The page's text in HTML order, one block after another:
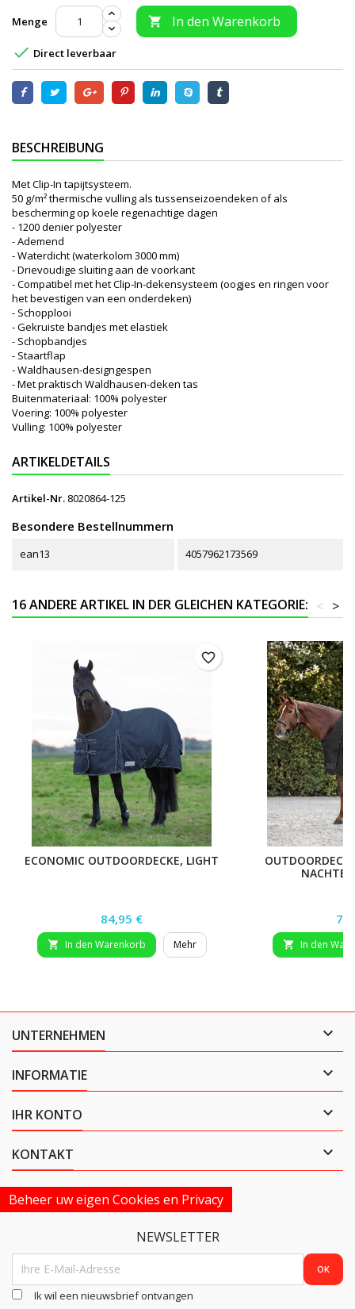
Menge  In den Warenkorb
 Direct leverbaar
BESCHREIBUNG
Met Clip-In tapijtsysteem.
50 g/m² thermische vulling als tussenseizoendeken of als
bescherming op koele regenachtige dagen
- 1200 denier polyester
- Ademend
- Waterdicht (waterkolom 3000 mm)
- Drievoudige sluiting aan de voorkant
- Compatibel met het Clip-In-dekensysteem (oogjes en ringen voor
het bevestigen van een onderdeken)
- Schopplooi
- Gekruiste bandjes met elastiek
- Schopbandjes
- Staartflap
- Waldhausen-designgespen
- Met praktisch Waldhausen-deken tas
Buitenmateriaal: 100% polyester
Voering: 100% polyester
Vulling: 100% polyester
ARTIKELDETAILS
Artikel-Nr. 8020864-125
Besondere Bestellnummern
ean13 4057962173569
16 ANDERE ARTIKEL IN DER GLEICHEN KATEGORIE: >
<
ECONOMIC OUTDOORDECKE, LIGHT
Preis
84,95 €
 In den Warenkorb Mehr
favorite_border
 In den
UNTERNEHMEN 
INFORMATIE 
IHR KONTO 
KONTAKT 
Beheer uw eigen Cookies en Privacy
NEWSLETTER
Ik wil een nieuwsbrief ontvangen